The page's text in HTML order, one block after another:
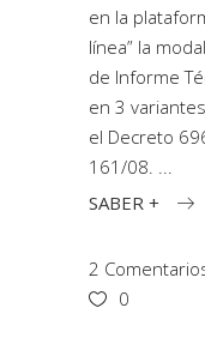
en la
línea” la
de Informe
en 3
el Decreto
161/08.
SABER +
2
0